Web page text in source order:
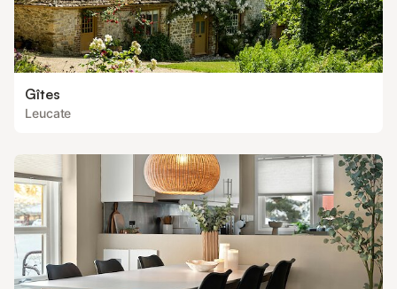
Gîtes
Leucate